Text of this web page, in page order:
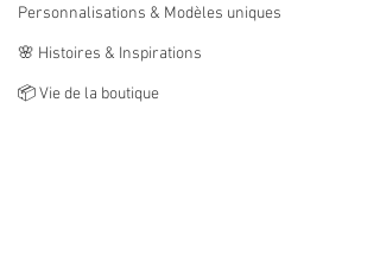
Personnalisations & Modèles uniques
🌸 Histoires & Inspirations
📦 Vie de la boutique